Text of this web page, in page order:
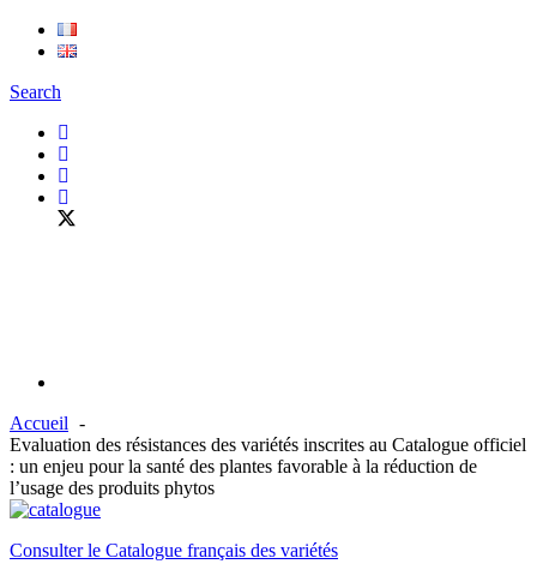
Search
Accueil
Evaluation des résistances des variétés inscrites au Catalogue officiel
: un enjeu pour la santé des plantes favorable à la réduction de
l’usage des produits phytos
Consulter le Catalogue français des variétés